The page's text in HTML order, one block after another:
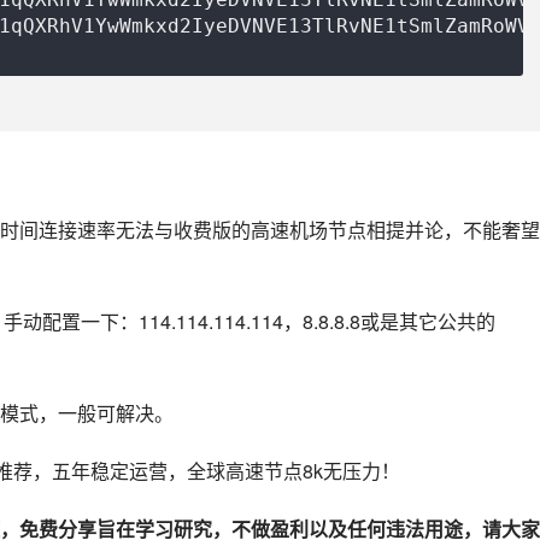
间连接速率无法与收费版的高速机场节点相提并论，不能奢
动配置一下：114.114.114.114，8.8.8.8或是其它公共的
式，一般可解决。
荐，五年稳定运营，全球高速节点8k无压力！
免费分享旨在学习研究，不做盈利以及任何违法用途，请大